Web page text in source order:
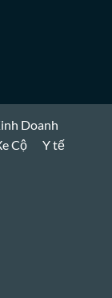
Doanh
Cộ Y tế